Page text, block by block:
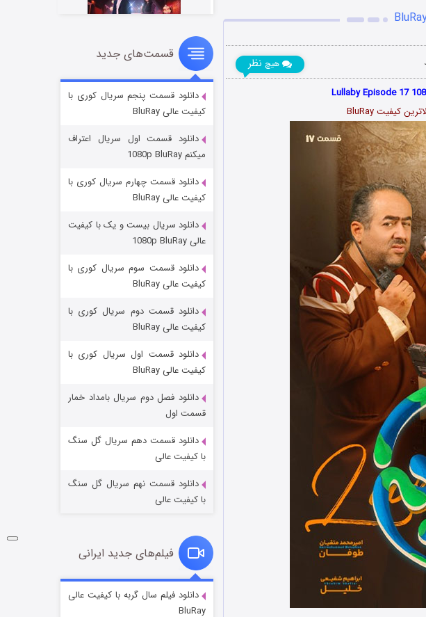
هیچ نظر
سریال زشت
قسمت۵ (زیرنویس) منتشر شد
وستی ها
قسمت ۶ (زیرنویس) منتشر شد
فروشگاهی برای قاتلان فصل ۲
قسمت‌های جدید
دانلود قسمت پنجم سریال کوری با
کیفیت عالی BluRay
دانلود قسمت اول سریال اعتراف
میکنم 1080p BluRay
دانلود قسمت چهارم سریال کوری با
کیفیت عالی BluRay
دانلود سریال بیست و یک با کیفیت
عالی 1080p BluRay
دانلود قسمت سوم سریال کوری با
کیفیت عالی BluRay
دانلود قسمت دوم سریال کوری با
کیفیت عالی BluRay
دانلود قسمت اول سریال کوری با
کیفیت عالی BluRay
دانلود فصل دوم سریال بامداد خمار
قسمت اول
دانلود قسمت دهم سریال گل سنگ
با کیفیت عالی
دانلود قسمت نهم سریال گل سنگ
با کیفیت عالی
فیلم‌های جدید ایرانی
دانلود فیلم سال گربه با کیفیت عالی
BluRay